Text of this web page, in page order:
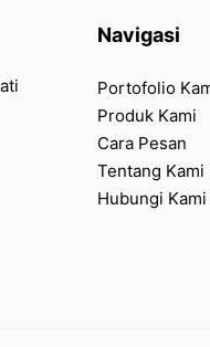
Navigasi
Portofolio
Produk Kami
Cara Pesan
Tentang Kami
Hubungi Kami